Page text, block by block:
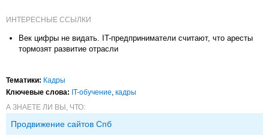
ИНТЕРЕСНЫЕ ССЫЛКИ
Век цифры не видать. IT-предприниматели считают, что аресты
тормозят развитие отрасли
Тематики: Кадры
Ключевые слова: IT-обучение кадры
А ЗНАЕТЕ ЛИ ВЫ, ЧТО:
Продвижение сайтов Спб